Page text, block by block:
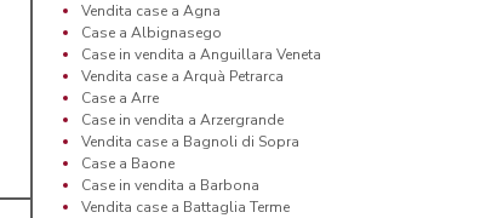
Vendita case a Agna
Case a Albignasego
Case in vendita a Anguillara Veneta
Vendita case a Arquà Petrarca
Case a Arre
Case in vendita a Arzergrande
Vendita case a Bagnoli di Sopra
Case a Baone
Case in vendita a Barbona
Vendita case a Battaglia Terme